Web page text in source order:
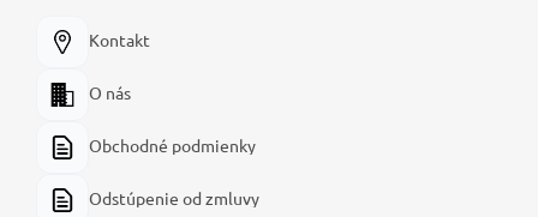
Kontakt
O nás
Obchodné podmienky
Odstúpenie od zmluvy